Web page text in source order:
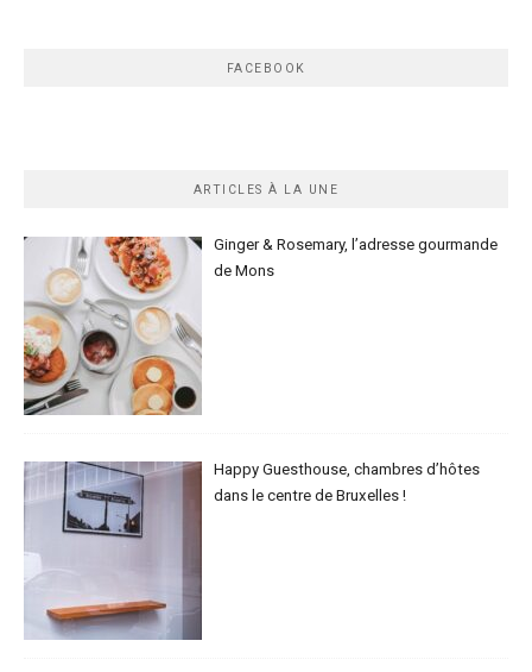
FACEBOOK
ARTICLES À LA UNE
Ginger & Rosemary, l’adresse gourmande
de Mons
Happy Guesthouse, chambres d’hôtes
dans le centre de Bruxelles !